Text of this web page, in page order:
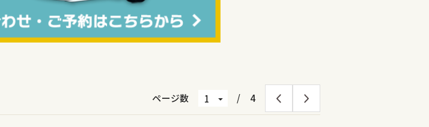
ページ数 / 4